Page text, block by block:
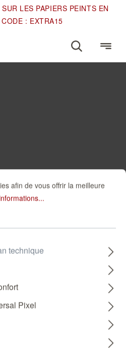
LES PAPIERS PEINTS EN
: EXTRA15
afin de vous offrir la meilleure
technique
Pixel